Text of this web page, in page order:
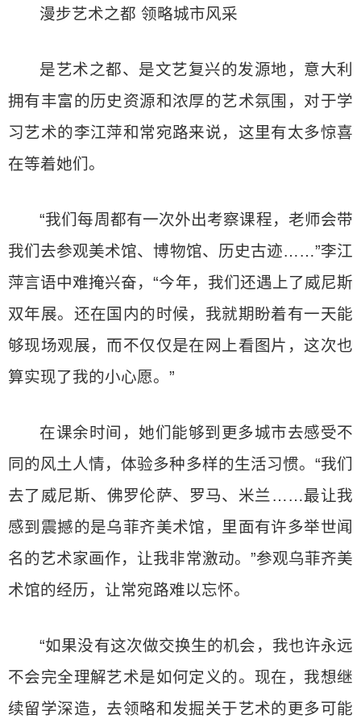
漫步艺术之都 领略城市风采
是艺术之都、是文艺复兴的发源地，意大利
拥有丰富的历史资源和浓厚的艺术氛围，对于学
习艺术的李江萍和常宛路来说，这里有太多惊喜
在等着她们。
“我们每周都有一次外出考察课程，老师会带
我们去参观美术馆、博物馆、历史古迹……”李江
萍言语中难掩兴奋，“今年，我们还遇上了威尼斯
双年展。还在国内的时候，我就期盼着有一天能
够现场观展，而不仅仅是在网上看图片，这次也
算实现了我的小心愿。”
在课余时间，她们能够到更多城市去感受不
同的风土人情，体验多种多样的生活习惯。“我们
去了威尼斯、佛罗伦萨、罗马、米兰……最让我
感到震撼的是乌菲齐美术馆，里面有许多举世闻
名的艺术家画作，让我非常激动。”参观乌菲齐美
术馆的经历，让常宛路难以忘怀。
“如果没有这次做交换生的机会，我也许永远
不会完全理解艺术是如何定义的。现在，我想继
续留学深造，去领略和发掘关于艺术的更多可能